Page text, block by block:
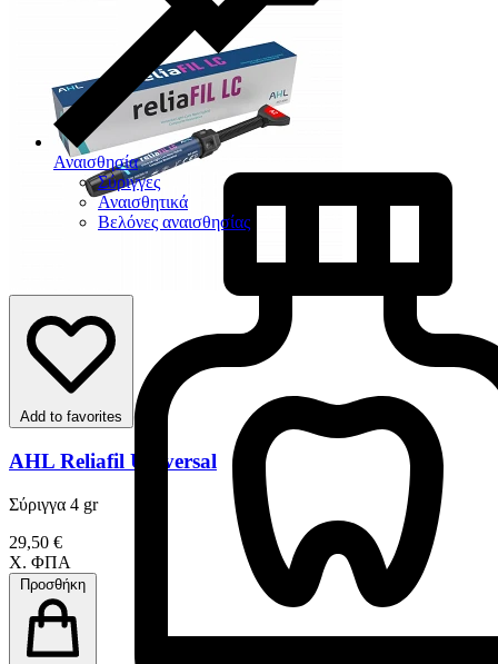
Αναισθησία
Σύριγγες
Αναισθητικά
Βελόνες αναισθησίας
Add to favorites
AHL Reliafil Universal
Σύριγγα 4 gr
29,50 €
Χ. ΦΠΑ
Προσθήκη